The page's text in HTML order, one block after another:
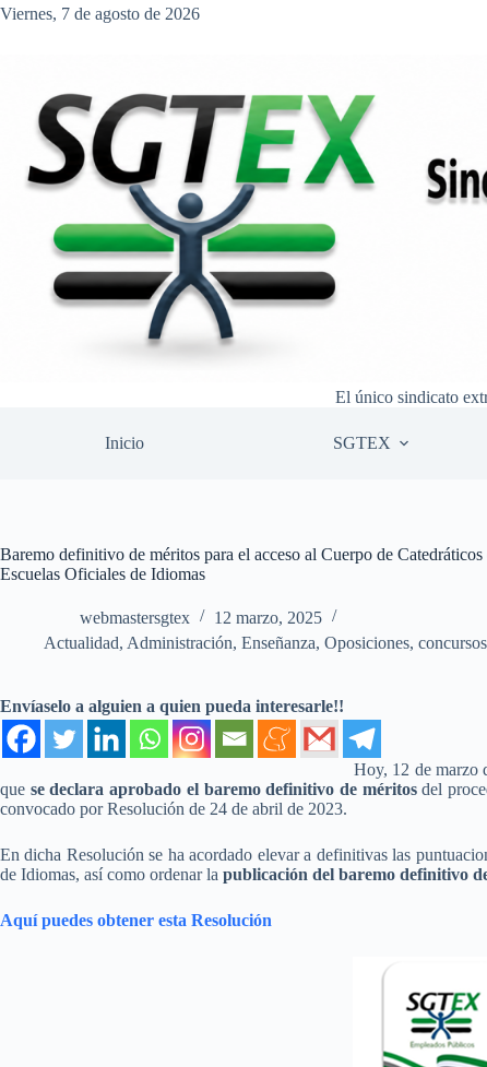
Saltar
Viernes, 7 de agosto de 2026
El único sindicato
Inicio SGTEX
Baremo definitivo de méritos para el acceso al Cuerpo de
Escuelas Oficiales de Idiomas
webmastersgtex
12 marzo, 2025
Actualidad, Administración, Enseñanza, Oposiciones, concursos
Envíaselo a alguien a quien pueda interesarle!!
Hoy, 12 de marzo
que se declara aprobado el baremo definitivo de méritosdel
convocado por Resolución de 24 de abril de 2023.
En dicha Resolución se ha acordado elevar a definitivas las
de Idiomas, así como ordenar la publicación del baremo definitivo
Aquí puedes obtener esta Resolución